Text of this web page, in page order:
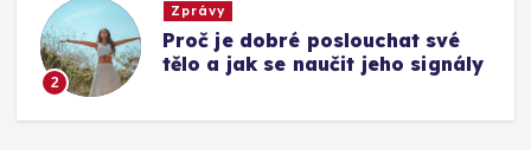
2
Zprávy
Proč je dobré poslouchat své
tělo a jak se naučit jeho signály